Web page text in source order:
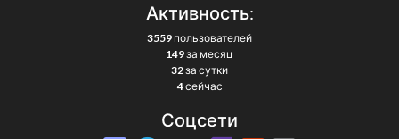
Активность:
3559 пользователей
149за месяц
32за сутки
4сейчас
Соцсети